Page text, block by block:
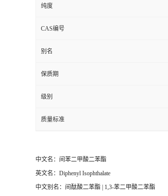
纯度
CAS编号
别名
保质期
级别
质量标准
中文名：间苯二甲酸二苯酯
英文名：Diphenyl Isophthalate
中文别名：间酞酸二苯酯 | 1,3-苯二甲酸二苯酯